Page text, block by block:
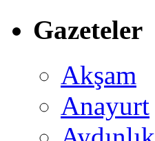
Gazeteler
Akşam
Anayurt